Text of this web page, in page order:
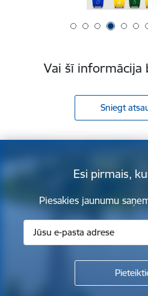
Vai šī informācija
Sniegt
Esi pirmais,
Piesakies jaunumu